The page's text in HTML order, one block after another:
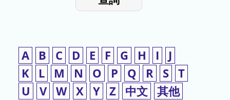
A B C D E F G H I
J
K
L M N O P Q R S T
U
V W X Y Z 中文 其他